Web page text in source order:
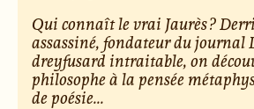
Qui connaît le vrai Jaurès ?
assassiné, fondateur du journal
dreyfusard intraitable, on
philosophe à la pensée
de poésie...